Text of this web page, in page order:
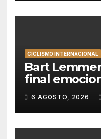
CICLISMO INTERNACIONAL
Bart
final
a primeira
na Volta à
6 AGOSTO, 2026